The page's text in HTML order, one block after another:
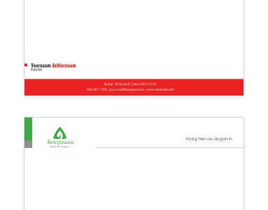
608-967-1020 - your.email@company.com - www.mywebsite.com
Bedrijf - 48 South St. Tulare 93274.0 CA
Functie
VoornaamAchternaam
Voeg hier uw slogan in
Bedrijfsnaam
Bedrijfs tagline